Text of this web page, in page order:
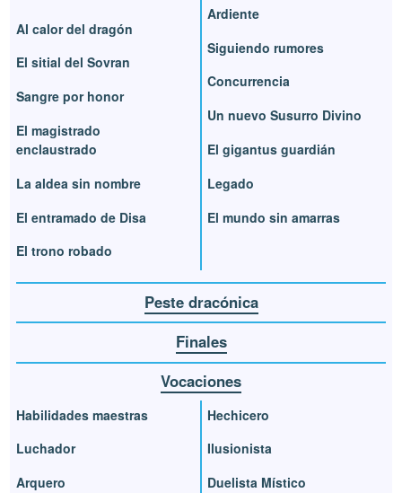
Al calor del dragón
El sitial del Sovran
Sangre por honor
El magistrado
enclaustrado
La aldea sin nombre
El entramado de Disa
El trono robado
Ardiente
Siguiendo rumores
Concurrencia
Un nuevo Susurro Divino
El gigantus guardián
Legado
El mundo sin amarras
Peste dracónica
Finales
Vocaciones
Habilidades maestras
Luchador
Arquero
Hechicero
Ilusionista
Duelista Místico